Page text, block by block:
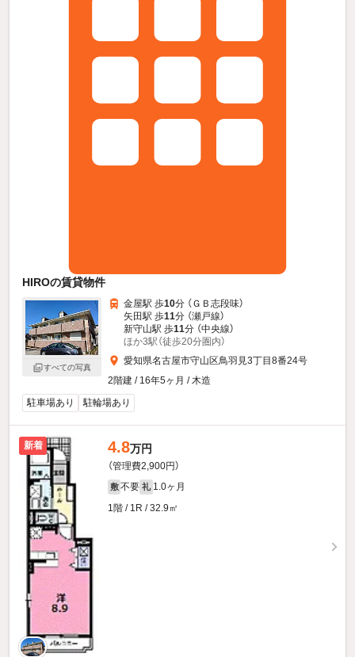
HIROの賃貸物件
すべての写真
金屋駅 歩10分 （ＧＢ志段味）
矢田駅 歩11分 （瀬戸線）
新守山駅 歩11分 （中央線）
ほか3駅（徒歩20分圏内）
愛知県名古屋市守山区鳥羽見3丁目8番24号
2階建 / 16年5ヶ月 / 木造
駐車場あり
駐輪場あり
新着 4.8万円
（管理費2,900円）
敷 不要 礼 1.0ヶ月
1階 / 1R / 32.9㎡